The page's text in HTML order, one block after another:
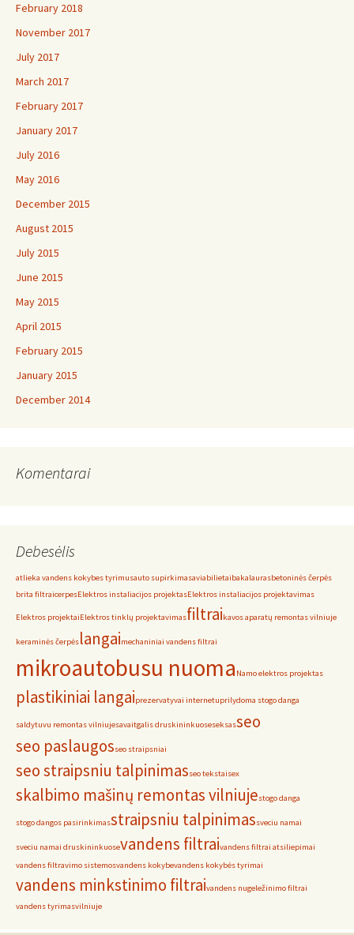
February 2018
November 2017
July 2017
March 2017
February 2017
January 2017
July 2016
May 2016
December 2015
August 2015
July 2015
June 2015
May 2015
April 2015
February 2015
January 2015
December 2014
Komentarai
Debesėlis
atlieka vandens kokybes tyrimusauto supirkimasaviabilietaibakalaurasbetoninės čerpės
brita filtraicerpesElektros instaliacijos projektasElektros instaliacijos projektavimas
Elektros projektaiElektros tinklų projektavimasfiltraikavos aparatų remontas vilniuje
keraminės čerpėslangaimechaniniai vandens filtrai
mikroautobusu nuoma Namo elektros projektas
plastikiniai langaiprezervatyvai internetuprilydoma stogo danga
saldytuvu remontas vilniujesavaitgalis druskininkuoseseksasseo
seo paslaugosseo straipsniai
seo straipsniu talpinimasseo tekstaisex
skalbimo mašinų remontas vilniujestogo danga
stogo dangos pasirinkimasstraipsniu talpinimassveciu namai
sveciu namai druskininkuosevandens filtraivandens filtrai atsiliepimai
vandens filtravimo sistemosvandens kokybevandens kokybės tyrimai
vandens minkstinimo filtraivandens nugeležinimo filtrai
vandens tyrimasvilniuje